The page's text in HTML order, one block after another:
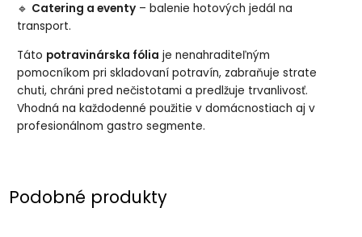
🔹 Catering a eventy – balenie hotových jedál na
transport.
Táto potravinárska fólia je nenahraditeľným
pomocníkom pri skladovaní potravín, zabraňuje strate
chuti, chráni pred nečistotami a predlžuje trvanlivosť.
Vhodná na každodenné použitie v domácnostiach aj v
profesionálnom gastro segmente.
Podobné produkty